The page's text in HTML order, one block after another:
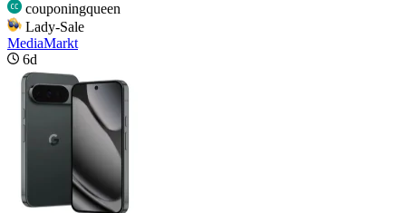
couponingqueen
Lady-Sale
MediaMarkt
6d